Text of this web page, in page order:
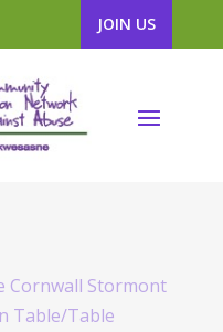
JOIN US
Cornwall Stormont
Table/Table